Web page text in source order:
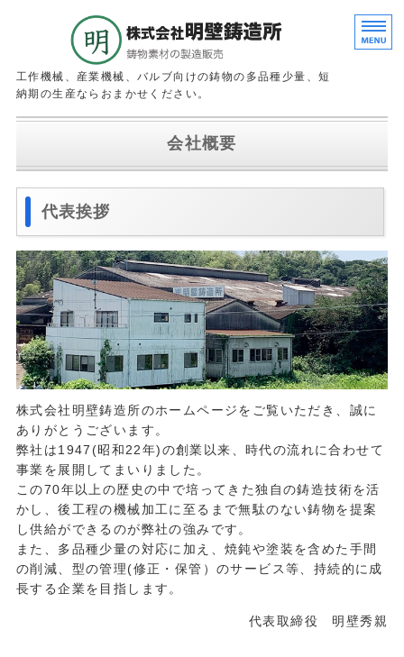
鉄鋳物の鋳造
工作機械、産業機械、バルブ向けの鋳物の多品種少量、短
納期の生産ならおまかせください。
会社概要
主要設備
製造物一例
お問い合わせ
会社概要
代表挨拶
株式会社明壁鋳造所のホームページをご覧いただき、誠に
ありがとうございます。
弊社は1947(昭和22年)の創業以来、時代の流れに合わせて
事業を展開してまいりました。
この70年以上の歴史の中で培ってきた独自の鋳造技術を活
かし、後工程の機械加工に至るまで無駄のない鋳物を提案
し供給ができるのが弊社の強みです。
また、多品種少量の対応に加え、焼鈍や塗装を含めた手間
の削減、型の管理(修正・保管）のサービス等、持続的に成
長する企業を目指します。
代表取締役 明壁秀親